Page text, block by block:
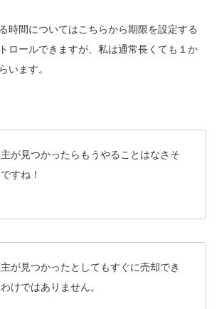
時間についてはこちらから期限を設定する
ロールできますが、私は通常長くても１か
います。
が見つかったらもうやることはなさそ
すね！
が見つかったとしてもすぐに売却でき
けではありません。